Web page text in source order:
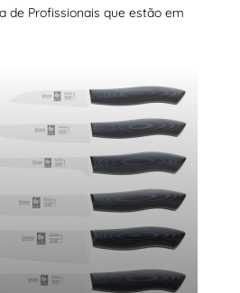
de Profissionais que estão em